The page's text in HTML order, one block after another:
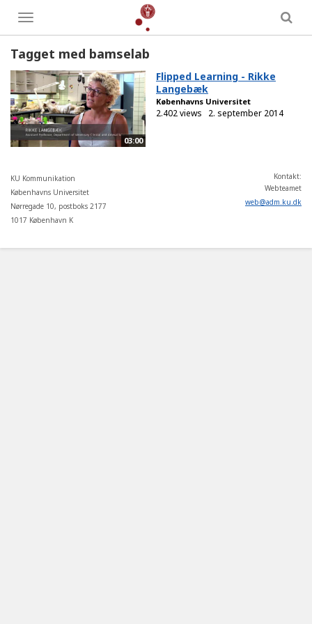
Toggle
menu
Tagget med bamselab
03:00
Flipped Learning - Rikke
Langebæk
Københavns Universitet
2.402 views 2. september 2014
KU Kommunikation
Københavns Universitet
Nørregade 10, postboks 2177
1017 København K
Kontakt:
Webteamet
web@adm.ku.dk